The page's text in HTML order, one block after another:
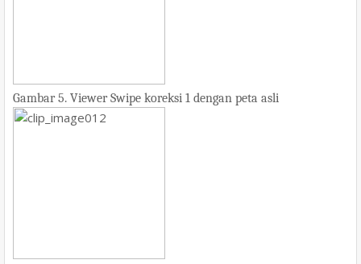
Gambar 5. Viewer Swipe koreksi 1 dengan peta asli